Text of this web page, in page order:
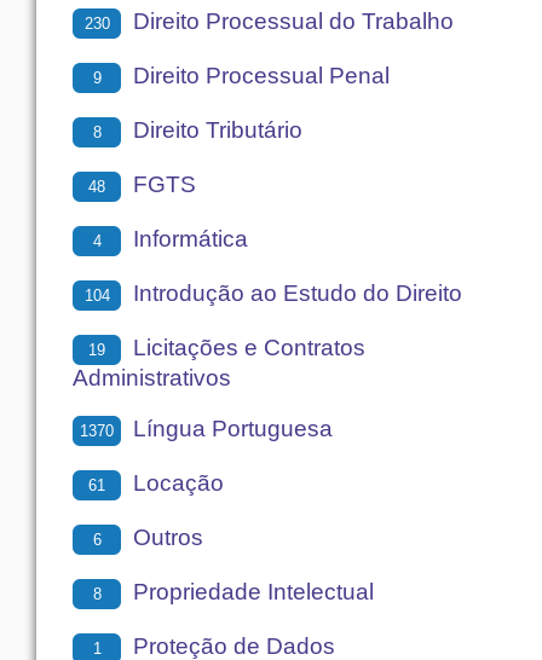
230 Direito Processual do Trabalho
9 Direito Processual Penal
8 Direito Tributário
48 FGTS
4 Informática
104 Introdução ao Estudo do Direito
19
Licitações e Contratos
Administrativos
1370 Língua Portuguesa
61 Locação
6 Outros
8 Propriedade Intelectual
1 Proteção de Dados